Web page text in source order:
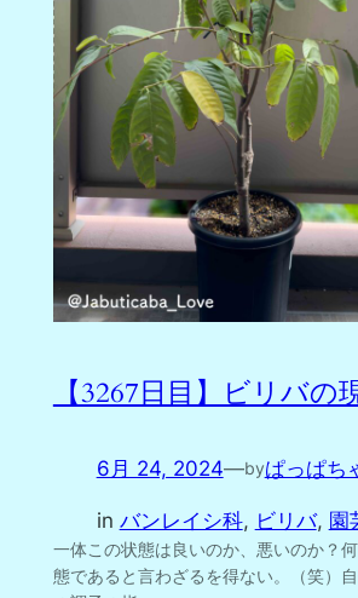
【3267日目】ビリバの
6月 24, 2024—byぱっぱち
in バンレイシ科, ビリバ, 園
一体この状態は良いのか、悪いのか？
態であると言わざるを得ない。（笑）